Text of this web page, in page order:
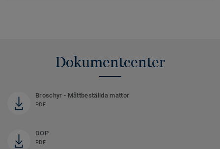
Dokumentcenter
Broschyr - Måttbeställda mattor
PDF
DOP
PDF